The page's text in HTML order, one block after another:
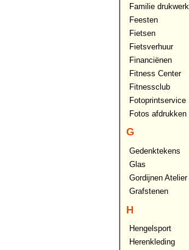
Familie drukwerk
Feesten
Fietsen
Fietsverhuur
Financiënen
Fitness Center
Fitnessclub
Fotoprintservice
Fotos afdrukken
G
Gedenktekens
Glas
Gordijnen Atelier
Grafstenen
H
Hengelsport
Herenkleding